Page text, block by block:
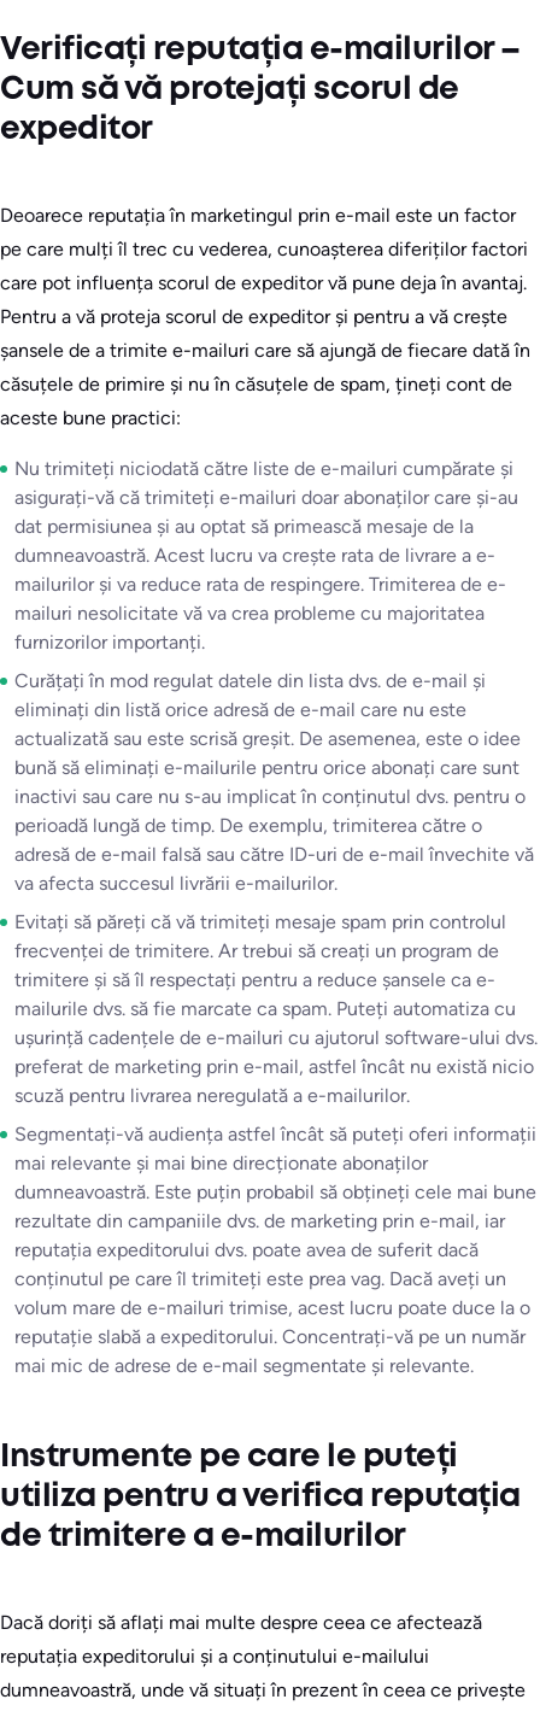
Verificați reputația e-mailurilor –
Cum să vă protejați scorul de
expeditor
Deoarece reputația în marketingul prin e-mail este un factor
pe care mulți îl trec cu vederea, cunoașterea diferiților factori
care pot influența scorul de expeditor vă pune deja în avantaj.
Pentru a vă proteja scorul de expeditor și pentru a vă crește
șansele de a trimite e-mailuri care să ajungă de fiecare dată în
căsuțele de primire și nu în căsuțele de spam, țineți cont de
aceste bune practici:
Nu trimiteți niciodată către liste de e-mailuri cumpărate și
asigurați-vă că trimiteți e-mailuri doar abonaților care și-au
dat permisiunea și au optat să primească mesaje de la
dumneavoastră. Acest lucru va crește rata de livrare a e-
mailurilor și va reduce rata de respingere. Trimiterea de e-
mailuri nesolicitate vă va crea probleme cu majoritatea
furnizorilor importanți.
Curățați în mod regulat datele din lista dvs. de e-mail și
eliminați din listă orice adresă de e-mail care nu este
actualizată sau este scrisă greșit. De asemenea, este o idee
bună să eliminați e-mailurile pentru orice abonați care sunt
inactivi sau care nu s-au implicat în conținutul dvs. pentru o
perioadă lungă de timp. De exemplu, trimiterea către o
adresă de e-mail falsă sau către ID-uri de e-mail învechite vă
va afecta succesul livrării e-mailurilor.
Evitați să păreți că vă trimiteți mesaje spam prin controlul
frecvenței de trimitere. Ar trebui să creați un program de
trimitere și să îl respectați pentru a reduce șansele ca e-
mailurile dvs. să fie marcate ca spam. Puteți automatiza cu
ușurință cadențele de e-mailuri cu ajutorul software-ului dvs.
preferat de marketing prin e-mail, astfel încât nu există nicio
scuză pentru livrarea neregulată a e-mailurilor.
Segmentați-vă audiența astfel încât să puteți oferi informații
mai relevante și mai bine direcționate abonaților
dumneavoastră. Este puțin probabil să obțineți cele mai bune
rezultate din campaniile dvs. de marketing prin e-mail, iar
reputația expeditorului dvs. poate avea de suferit dacă
conținutul pe care îl trimiteți este prea vag. Dacă aveți un
volum mare de e-mailuri trimise, acest lucru poate duce la o
reputație slabă a expeditorului. Concentrați-vă pe un număr
mai mic de adrese de e-mail segmentate și relevante.
Instrumente pe care le puteți
utiliza pentru a verifica reputația
de trimitere a e-mailurilor
Dacă doriți să aflați mai multe despre ceea ce afectează
reputația expeditorului și a conținutului e-mailului
dumneavoastră, unde vă situați în prezent în ceea ce privește